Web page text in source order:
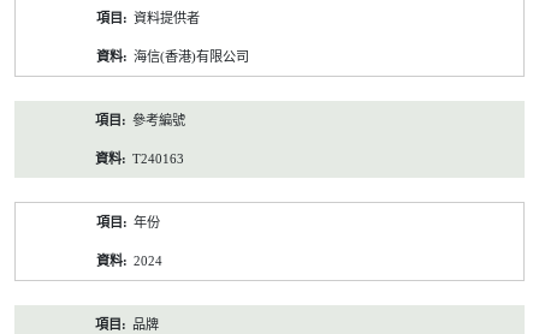
資料提供者
海信(香港)有限公司
參考編號
T240163
年份
2024
品牌